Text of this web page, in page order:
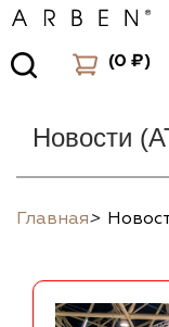
(0 ₽)
Новости
Главная>